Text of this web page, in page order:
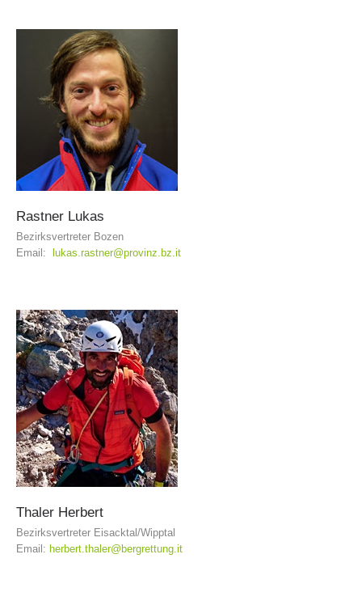
Vorstand
Alarmierung
Rastner Lukas
Bezirksvertreter Bozen
Email:
lukas.rastner@provinz.bz.it
Thaler Herbert
Bezirksvertreter Eisacktal/Wipptal
Email: herbert.thaler@bergrettung.it